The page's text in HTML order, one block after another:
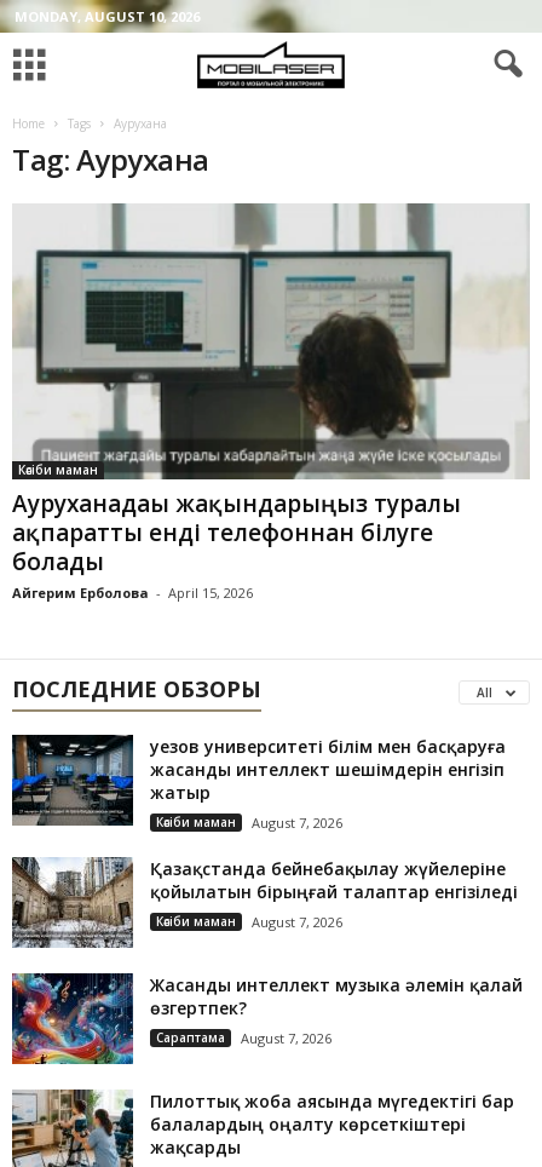
MONDAY, AUGUST 10, 2026
Home Tags Аурухана
Tag: Аурухана
Кәсіби маман
Ауруханадағы жақындарыңыз туралы
ақпаратты енді телефоннан білуге
болады
Айгерим Ерболова - April 15, 2026
ПОСЛЕДНИЕ ОБЗОРЫ All
Әуезов университеті білім мен басқаруға
жасанды интеллект шешімдерін енгізіп
жатыр
Кәсіби маман August 7, 2026
Қазақстанда бейнебақылау жүйелеріне
қойылатын бірыңғай талаптар енгізіледі
Кәсіби маман August 7, 2026
Жасанды интеллект музыка әлемін қалай
өзгертпек?
Сараптама August 7, 2026
Пилоттық жоба аясында мүгедектігі бар
балалардың оңалту көрсеткіштері
жақсарды